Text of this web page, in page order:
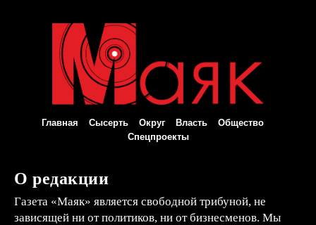
Главная Сысерть Округ Власть
Общество
Спецпроекты
О редакции
Газета «Маяк» является свободной трибуной, не
зависящей ни от политиков, ни от бизнесменов. Мы